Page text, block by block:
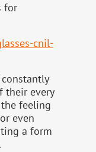
for
cnil-
their every
feeling
even
a form